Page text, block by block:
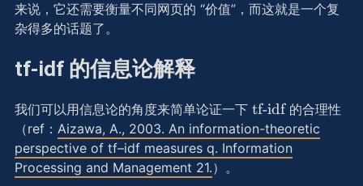
来说，它还需要衡量不同网页的 “价值”，而这就是一个复
杂得多的话题了。
tf-idf 的信息论解释
我们可以用信息论的角度来简单论证一下 \text{tf-
idf}
tf-idf的合理性
（ref： Aizawa, A., 2003. An information-theoretic
perspective of tf–idf measures q. Information
Processing and Management 21.）。